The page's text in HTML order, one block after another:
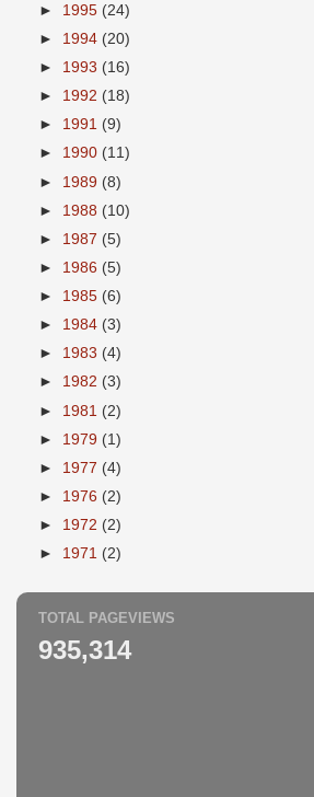
► 1995 (24)
► 1994 (20)
► 1993 (16)
► 1992 (18)
► 1991 (9)
► 1990 (11)
► 1989 (8)
► 1988 (10)
► 1987 (5)
► 1986 (5)
► 1985 (6)
► 1984 (3)
► 1983 (4)
► 1982 (3)
► 1981 (2)
► 1979 (1)
► 1977 (4)
► 1976 (2)
► 1972 (2)
► 1971 (2)
TOTAL PAGEVIEWS
935,314